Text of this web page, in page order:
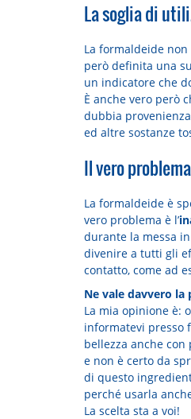
La soglia di
La formaldeide
però definita una
un indicatore che
È anche vero però
dubbia
ed altre sostanze
Il vero
La formaldeide è
vero problema è l’
durante la messa
divenire a tutti gli
contatto, come ad
Ne vale davvero la
La mia opinione è:
informatevi presso
bellezza anche
e non è certo da
di questo
perché usarla
La scelta sta a voi!